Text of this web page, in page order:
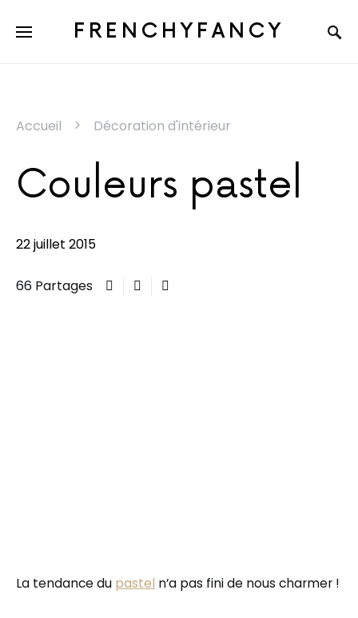
FRENCHYFANCY
Accueil Décoration d'intérieur
Couleurs pastel
22 juillet 2015
66 Partages
La tendance du pastel n’a pas fini de nous charmer !